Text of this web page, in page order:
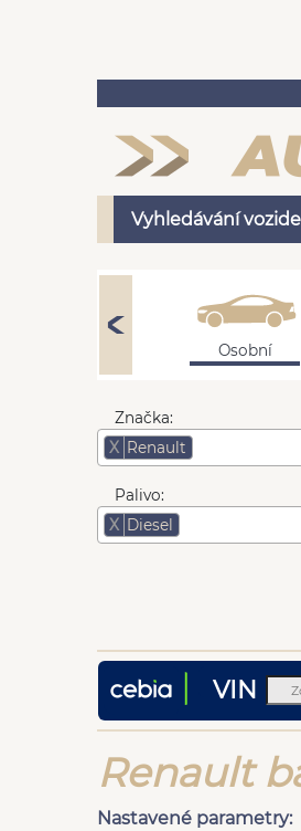
Vyhledávání vozidel
Osobní
Značka:
X Renault
Palivo:
X Diesel
VIN
Renault
Nastavené parametry: